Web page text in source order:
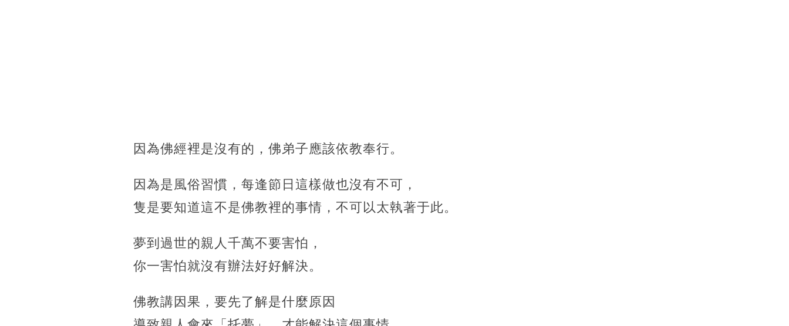
因為佛經裡是沒有的，佛弟子應該依教奉行。
因為是風俗習慣，每逢節日這樣做也沒有不可，
隻是要知道這不是佛教裡的事情，不可以太執著于此。
夢到過世的親人千萬不要害怕，
你一害怕就沒有辦法好好解決。
佛教講因果，要先了解是什麼原因